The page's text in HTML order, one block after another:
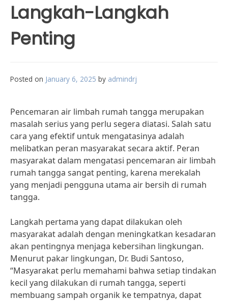
Langkah-Langkah
Penting
Posted on January 6, 2025 by admindrj
Pencemaran air limbah rumah tangga merupakan
masalah serius yang perlu segera diatasi. Salah satu
cara yang efektif untuk mengatasinya adalah
melibatkan peran masyarakat secara aktif. Peran
masyarakat dalam mengatasi pencemaran air limbah
rumah tangga sangat penting, karena merekalah
yang menjadi pengguna utama air bersih di rumah
tangga.
Langkah pertama yang dapat dilakukan oleh
masyarakat adalah dengan meningkatkan kesadaran
akan pentingnya menjaga kebersihan lingkungan.
Menurut pakar lingkungan, Dr. Budi Santoso,
“Masyarakat perlu memahami bahwa setiap tindakan
kecil yang dilakukan di rumah tangga, seperti
membuang sampah organik ke tempatnya, dapat